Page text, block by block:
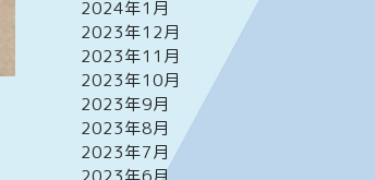
2024年1月
2023年12月
2023年11月
2023年10月
2023年9月
2023年8月
2023年7月